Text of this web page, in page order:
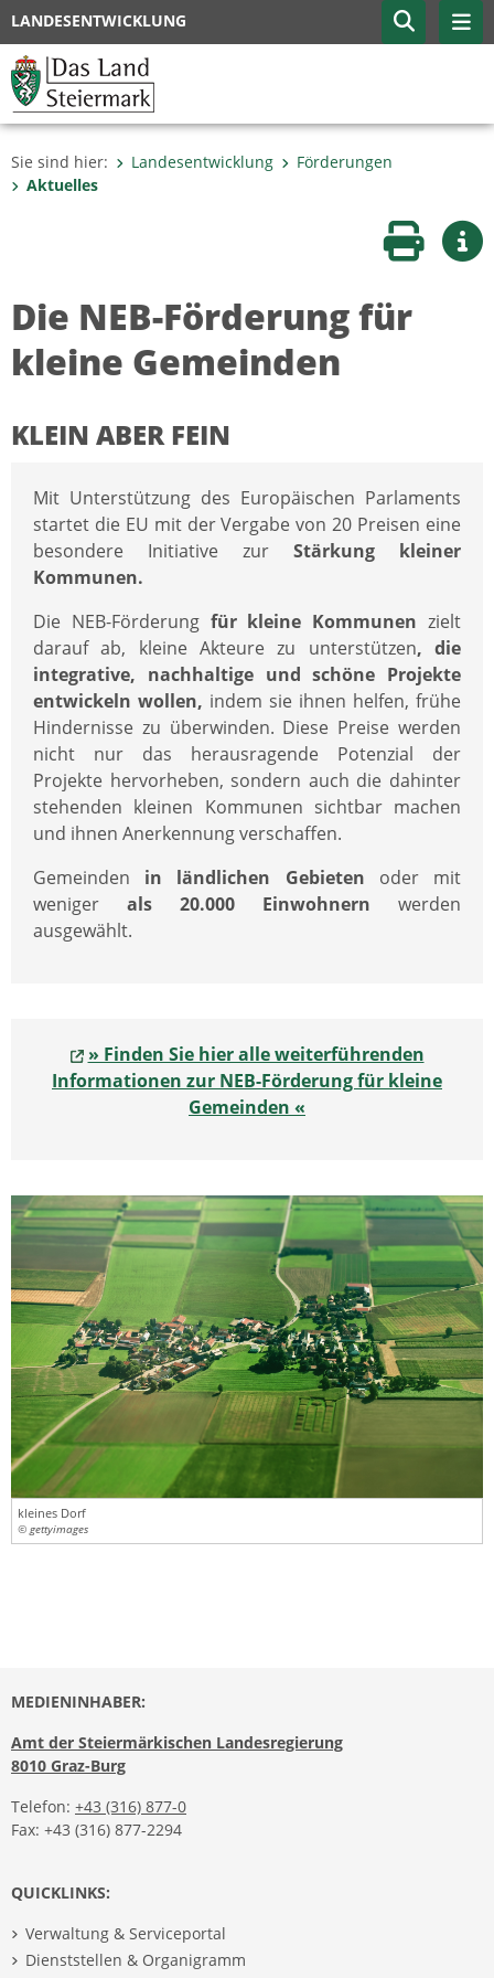
LANDESENTWICKLUNG
Sie sind hier: Landesentwicklung
Förderungen
Aktuelles
Seite
Die NEB-Förderung für
kleine Gemeinden
KLEIN ABER FEIN
Mit Unterstützung des Europäischen Parlaments
startet die EU mit der Vergabe von 20 Preisen eine
besondere Initiative zur Stärkung kleiner
Kommunen.
Die NEB-Förderungfür kleine Kommunen zielt
darauf ab, kleine Akteure zu unterstützen, die
integrative, nachhaltige und schöne Projekte
entwickeln wollen, indem sie ihnen helfen, frühe
Hindernisse zu überwinden. Diese Preise werden
nicht nur das herausragende Potenzial der
Projekte hervorheben, sondern auch die dahinter
stehenden kleinen Kommunen sichtbar machen
und ihnen Anerkennung verschaffen.
Gemeinden in ländlichen Gebieten oder mit
weniger als 20.000 Einwohnern werden
ausgewählt.
» Finden Sie hier alle weiterführenden
Informationen zur NEB-Förderung für kleine
Gemeinden «
kleines Dorf
© gettyimages
MEDIENINHABER:
Amt der Steiermärkischen Landesregierung
8010 Graz-Burg
Telefon: +43 (316) 877-0
Fax: +43 (316) 877-2294
QUICKLINKS:
Verwaltung & Serviceportal
Dienststellen & Organigramm